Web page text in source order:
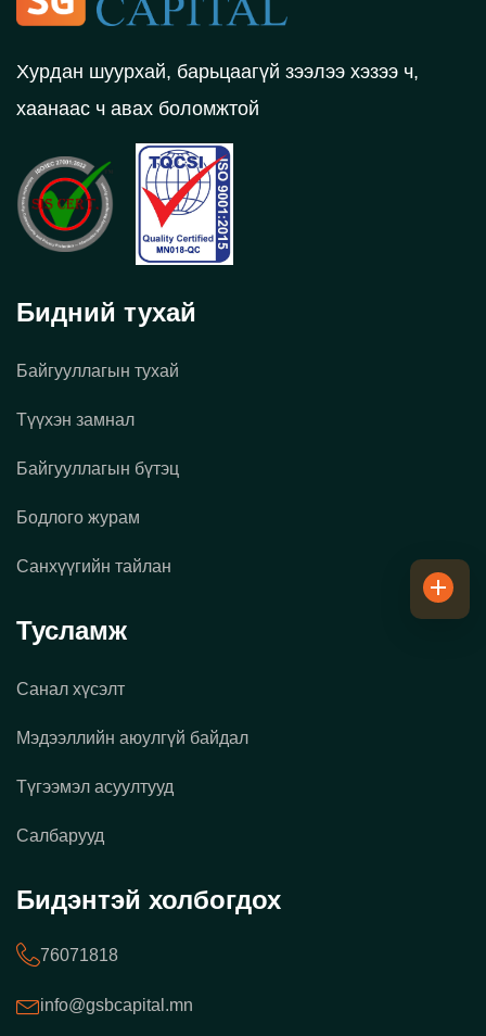
Хурдан шуурхай, барьцаагүй зээлээ хэзээ ч,
хаанаас ч авах боломжтой
Бидний тухай
Байгууллагын тухай
Түүхэн замнал
Байгууллагын бүтэц
Бодлого журам
Санхүүгийн тайлан
Тусламж
Санал хүсэлт
Мэдээллийн аюулгүй байдал
Түгээмэл асуултууд
Салбарууд
Бидэнтэй холбогдох
76071818
info@gsbcapital.mn